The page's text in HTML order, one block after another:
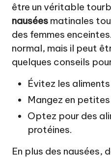
être un véritable
nausées matinales
des femmes
normal, mais il peut
quelques conseils
Évitez les
Mangez en
Optez pour des
protéines.
En plus des nausées,